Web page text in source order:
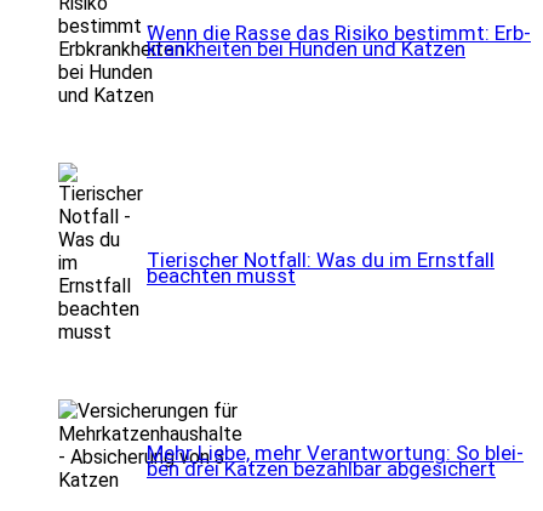
Wenn die Ras­se das Risi­ko bestimmt: Erb­
krank­hei­ten bei Hun­den und Kat­zen
Tie­ri­scher Not­fall: Was du im Ernst­fall
beach­ten musst
Mehr Lie­be, mehr Ver­ant­wor­tung: So blei­
ben drei Kat­zen bezahl­bar abge­si­chert